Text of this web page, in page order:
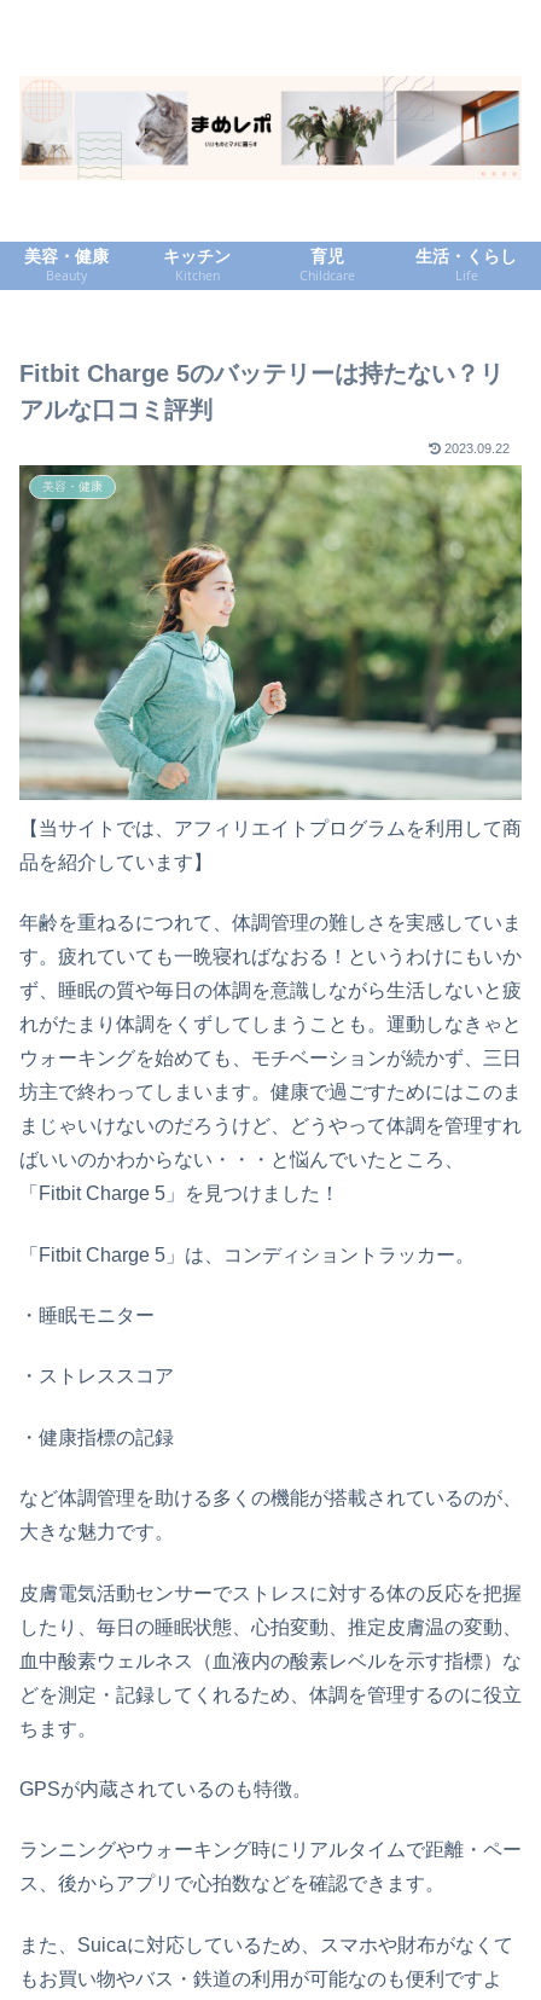
美容・健康
Beauty
キッチン
Kitchen
育児
Childcare
生活・くらし
Life
Fitbit Charge 5のバッテリーは持たない？リ
アルな口コミ評判
2023.09.22
美容・健康
【当サイトでは、アフィリエイトプログラムを利用して商
品を紹介しています】
年齢を重ねるにつれて、体調管理の難しさを実感していま
す。疲れていても一晩寝ればなおる！というわけにもいか
ず、睡眠の質や毎日の体調を意識しながら生活しないと疲
れがたまり体調をくずしてしまうことも。運動しなきゃと
ウォーキングを始めても、モチベーションが続かず、三日
坊主で終わってしまいます。健康で過ごすためにはこのま
まじゃいけないのだろうけど、どうやって体調を管理すれ
ばいいのかわからない・・・と悩んでいたところ、
「Fitbit Charge 5」を見つけました！
「Fitbit Charge 5」は、コンディショントラッカー。
・睡眠モニター
・ストレススコア
・健康指標の記録
など体調管理を助ける多くの機能が搭載されているのが、
大きな魅力です。
皮膚電気活動センサーでストレスに対する体の反応を把握
したり、毎日の睡眠状態、心拍変動、推定皮膚温の変動、
血中酸素ウェルネス（血液内の酸素レベルを示す指標）な
どを測定・記録してくれるため、体調を管理するのに役立
ちます。
GPSが内蔵されているのも特徴。
ランニングやウォーキング時にリアルタイムで距離・ペー
ス、後からアプリで心拍数などを確認できます。
また、Suicaに対応しているため、スマホや財布がなくて
もお買い物やバス・鉄道の利用が可能なのも便利ですよ